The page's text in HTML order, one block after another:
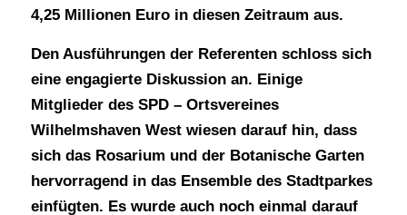
4,25 Millionen Euro in diesen Zeitraum aus.
Den Ausführungen der Referenten schloss sich
eine engagierte Diskussion an. Einige
Mitglieder des SPD – Ortsvereines
Wilhelmshaven West wiesen darauf hin, dass
sich das Rosarium und der Botanische Garten
hervorragend in das Ensemble des Stadtparkes
einfügten. Es wurde auch noch einmal darauf